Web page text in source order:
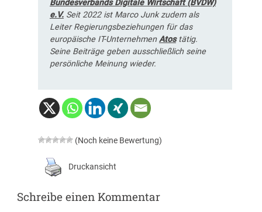
Bundesverbands Digitale Wirtschaft (BVDW)
e.V.Seit 2022 ist Marco Junk zudem als
Leiter Regierungsbeziehungen für das
europäische IT-UnternehmenAtostätig.
Seine Beiträge geben ausschließlich seine
persönliche Meinung wieder.
(Noch keine Bewertung)
Druckansicht
Schreibe einen Kommentar